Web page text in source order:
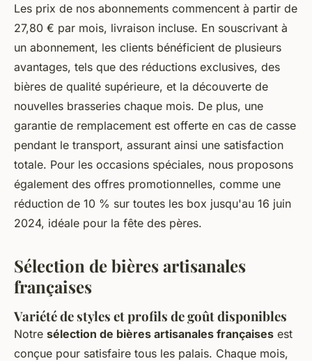
Les prix de nos abonnements commencent à partir de
27,80 € par mois, livraison incluse. En souscrivant à
un abonnement, les clients bénéficient de plusieurs
avantages, tels que des réductions exclusives, des
bières de qualité supérieure, et la découverte de
nouvelles brasseries chaque mois. De plus, une
garantie de remplacement est offerte en cas de casse
pendant le transport, assurant ainsi une satisfaction
totale. Pour les occasions spéciales, nous proposons
également des offres promotionnelles, comme une
réduction de 10 % sur toutes les box jusqu'au 16 juin
2024, idéale pour la fête des pères.
Sélection de bières artisanales
françaises
Variété de styles et profils de goût disponibles
Notre sélection de bières artisanales françaises est
conçue pour satisfaire tous les palais. Chaque mois,